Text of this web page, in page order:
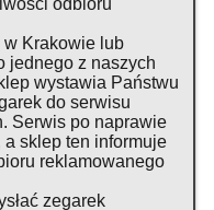
odbioru
Krakowie lub
jednego z naszych
wystawia Państwu
do serwisu
Serwis po naprawie
a sklep ten informuje
reklamowanego
zegarek